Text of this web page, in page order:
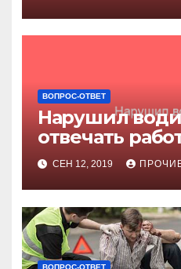
ВОПРОС-ОТВЕТ
Нарушил
отвечать
СЕН 12, 2019
ВОПРОС-ОТВЕТ